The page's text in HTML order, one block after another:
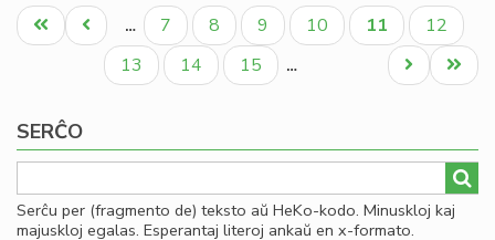
la
Pagination
Unua
paĝo
Antaŭa
paĝo
… Paĝo
7 Paĝo
8 Paĝo
9 Paĝo
10
Aktuala
paĝo
11 Paĝo
12
Paĝo
13 Paĝo
14 Paĝo
15 …
Last
page
Next
page
SERĈO
Serĉu per (fragmento de) teksto aŭ HeKo-kodo. Minuskloj kaj
majuskloj egalas. Esperantaj literoj ankaŭ en x-formato.